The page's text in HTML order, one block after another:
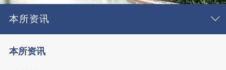
本所资讯
本所资讯